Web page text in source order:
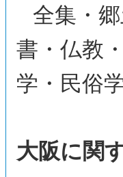
全集・
書・仏教
学・民俗
大阪に関